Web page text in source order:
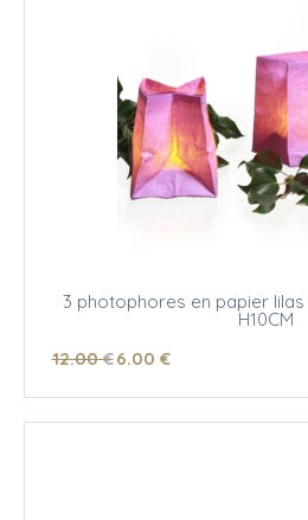
3 photophores en papier
H10CM
12.00 €6.00 €